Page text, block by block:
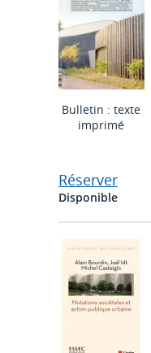
Bulletin : texte
imprimé
Réserver
Disponible